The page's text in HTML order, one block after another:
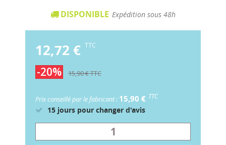
DISPONIBLE Expédition sous 48h
12,72 € TTC
-20% 15,90 €TTC
Prix conseillé par le fabricant : 15,90 € TTC
15 jours pour changer d'avis